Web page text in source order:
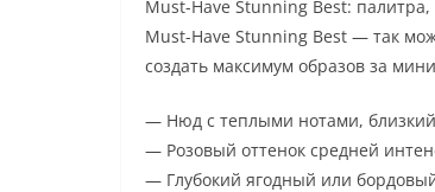
Must-Have Stunning Best:
Must-Have Stunning Best — так
создать максимум образов за
— Нюд с теплыми нотами, близкий
— Розовый оттенок средней
— Глубокий ягодный или